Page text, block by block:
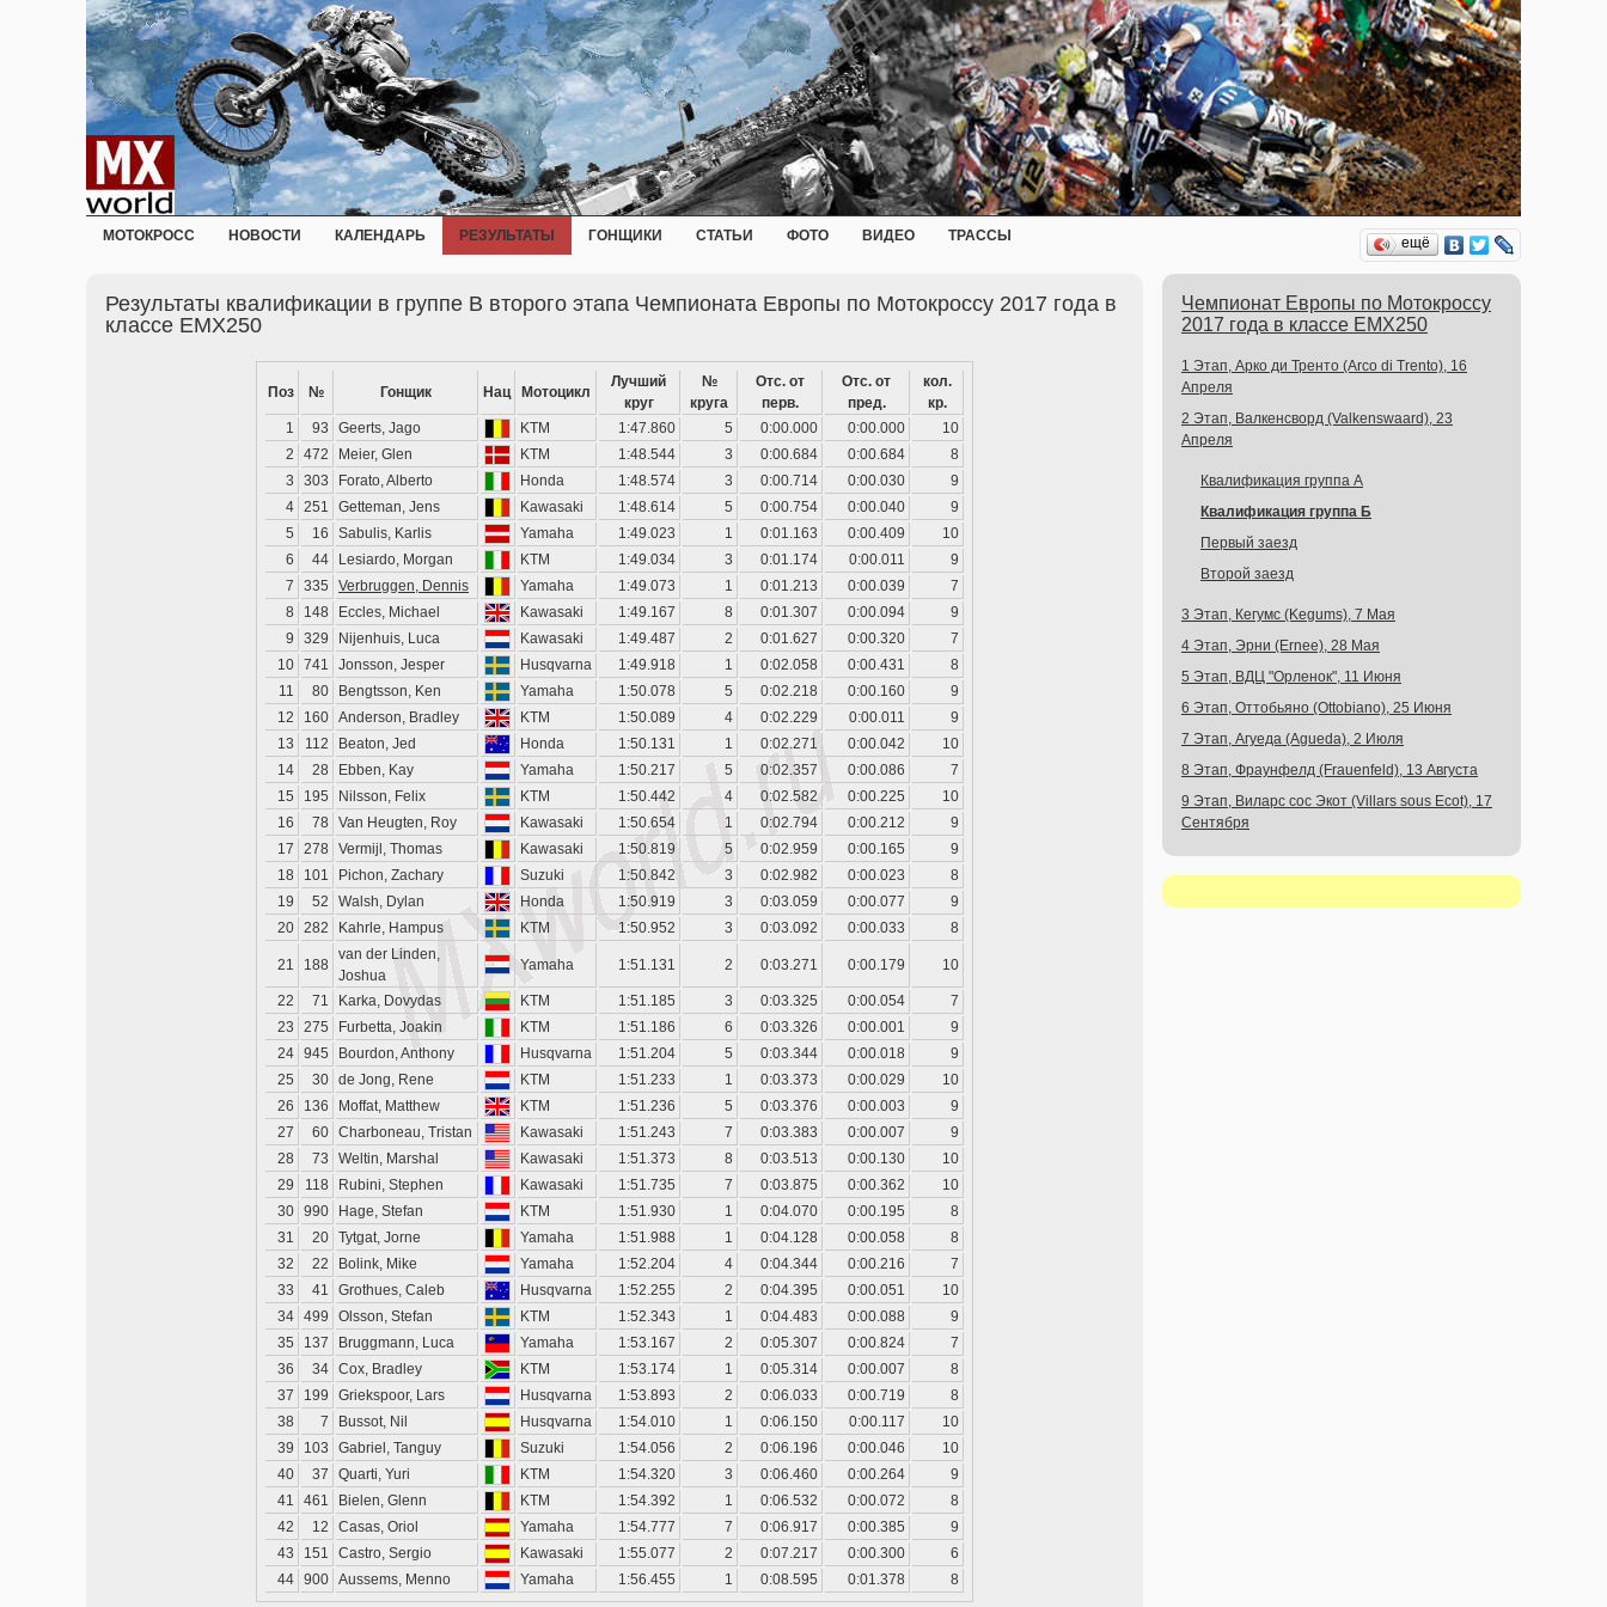
МОТОКРОСС НОВОСТИ КАЛЕНДАРЬ РЕЗУЛЬТАТЫ ГОНЩИКИ СТАТЬИ ФОТО ВИДЕО ТРАССЫ ещё
Результаты квалификации в группе B второго этапа Чемпионата Европы по Мотокроссу 2017 года в
классе EMX250
Поз № Гонщик Нац Мотоцикл
Лучший
круг
№
круга
Отс. от
перв.
Отс. от
пред.
кол.
кр.
1
93 Geerts, Jago KTM 1:47.860 5 0:00.000 0:00.000
10
2
472 Meier, Glen KTM 1:48.544 3 0:00.684 0:00.684
8
3
303 Forato, Alberto Honda 1:48.574 3 0:00.714 0:00.030
9
4 251 Getteman, Jens Kawasaki 1:48.614 5 0:00.754 0:00.040
9
5
16 Sabulis, Karlis Yamaha 1:49.023 1 0:01.163 0:00.409
10
6
44 Lesiardo, Morgan KTM 1:49.034 3 0:01.174 0:00.011
9
7
335 Verbruggen, Dennis Yamaha 1:49.073 1 0:01.213 0:00.039
7
8
148 Eccles, Michael Kawasaki 1:49.167 8 0:01.307 0:00.094
9
9
329 Nijenhuis, Luca Kawasaki 1:49.487 2 0:01.627 0:00.320
7
10 741 Jonsson, Jesper Husqvarna 1:49.918 1 0:02.058 0:00.431
8
11
80 Bengtsson, Ken Yamaha 1:50.078 5 0:02.218 0:00.160
9
12
160 Anderson, Bradley KTM 1:50.089 4 0:02.229 0:00.011
9
13
112 Beaton, Jed Honda 1:50.131 1 0:02.271 0:00.042
10
14
28 Ebben, Kay Yamaha 1:50.217 5 0:02.357 0:00.086
7
15
195 Nilsson, Felix KTM 1:50.442 4 0:02.582 0:00.225
10
16
78 Van Heugten, Roy Kawasaki 1:50.654 1 0:02.794 0:00.212
9
17
278 Vermijl, Thomas Kawasaki 1:50.819 5 0:02.959 0:00.165
9
18
101 Pichon, Zachary Suzuki 1:50.842 3 0:02.982 0:00.023
8
19
52 Walsh, Dylan Honda 1:50.919 3 0:03.059 0:00.077
9
20 282 Kahrle, Hampus KTM 1:50.952 3 0:03.092 0:00.033 8
21 188
van der Linden,
Joshua
Yamaha 1:51.131 2 0:03.271 0:00.179 10
22 71 Karka, Dovydas KTM 1:51.185 3 0:03.325 0:00.054
7
23
275 Furbetta, Joakin KTM 1:51.186 6 0:03.326 0:00.001
9
24 945 Bourdon, Anthony Husqvarna 1:51.204 5 0:03.344 0:00.018
9
25
30 de Jong, Rene KTM 1:51.233 1 0:03.373 0:00.029
10
26
136 Moffat, Matthew KTM 1:51.236 5 0:03.376 0:00.003
9
27
60 Charboneau, Tristan Kawasaki 1:51.243 7 0:03.383 0:00.007
9
28
73 Weltin, Marshal Kawasaki 1:51.373 8 0:03.513 0:00.130
10
29
118 Rubini, Stephen Kawasaki 1:51.735 7 0:03.875 0:00.362
10
30 990 Hage, Stefan KTM 1:51.930 1 0:04.070 0:00.195
8
31
20 Tytgat, Jorne Yamaha 1:51.988 1 0:04.128 0:00.058
8
32
22 Bolink, Mike Yamaha 1:52.204 4 0:04.344 0:00.216
7
33
41 Grothues, Caleb Husqvarna 1:52.255 2 0:04.395 0:00.051
10
34 499 Olsson, Stefan KTM 1:52.343 1 0:04.483 0:00.088
9
35
137 Bruggmann, Luca Yamaha 1:53.167 2 0:05.307 0:00.824
7
36
34 Cox, Bradley KTM 1:53.174 1 0:05.314 0:00.007
8
37
199 Griekspoor, Lars Husqvarna 1:53.893 2 0:06.033 0:00.719
8
38
7 Bussot, Nil Husqvarna 1:54.010 1 0:06.150 0:00.117
10
39
103 Gabriel, Tanguy Suzuki 1:54.056 2 0:06.196 0:00.046
10
40
37 Quarti, Yuri KTM 1:54.320 3 0:06.460 0:00.264
9
41
461 Bielen, Glenn KTM 1:54.392 1 0:06.532 0:00.072
8
42
12 Casas, Oriol Yamaha 1:54.777 7 0:06.917 0:00.385
9
43
151 Castro, Sergio Kawasaki 1:55.077 2 0:07.217 0:00.300
6
44 900 Aussems, Menno Yamaha 1:56.455 1 0:08.595 0:01.378 8
Чемпионат Европы по Мотокроссу
2017 года в классе EMX250
1 Этап, Арко ди Тренто (Arco di Trento), 16
Апреля
2 Этап, Валкенсворд (Valkenswaard), 23
Апреля
Квалификация группа А
Квалификация группа Б
Первый заезд
Второй заезд
3 Этап, Кегумс (Kegums), 7 Мая
4 Этап, Эрни (Ernee), 28 Мая
5 Этап, ВДЦ "Орленок", 11 Июня
6 Этап, Оттобьяно (Ottobiano), 25 Июня
7 Этап, Агуеда (Agueda), 2 Июля
8 Этап, Фраунфелд (Frauenfeld), 13 Августа
9 Этап, Виларс сос Экот (Villars sous Ecot), 17
Сентября